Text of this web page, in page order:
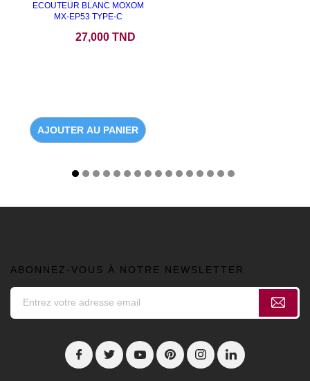
ECOUTEUR BLANC MOXOM
MX-EP53 TYPE-C
27,000 TND
AJOUTER AU PANIER
ABONNEZ-VOUS À NOTRE NEWSLETTER